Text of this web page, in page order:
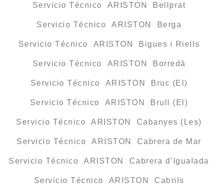
Servicio Técnico ARISTON Bellprat
Servicio Técnico ARISTON Berga
Servicio Técnico ARISTON Bigues i Riells
Servicio Técnico ARISTON Borredà
Servicio Técnico ARISTON Bruc (El)
Servicio Técnico ARISTON Brull (El)
Servicio Técnico ARISTON Cabanyes (Les)
Servicio Técnico ARISTON Cabrera de Mar
Servicio Técnico ARISTON Cabrera d’Igualada
Servicio Técnico ARISTON Cabrils